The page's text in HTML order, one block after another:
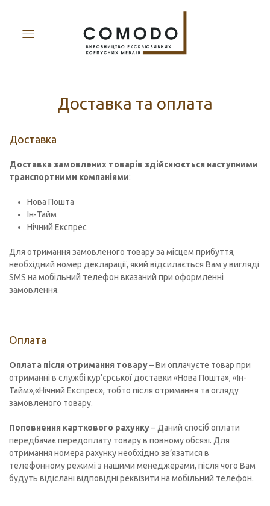
Доставка та оплата
Доставка
Доставка замовлених товарів здійснюється наступними
транспортними компаніями:
Нова Пошта
Ін-Тайм
Нічний Експрес
Для отримання замовленого товару за місцем прибуття,
необхідний номер декларації, який відсилається Вам у вигляді
SMS на мобільний телефон вказаний при оформленні
замовлення.
Оплата
Оплата після отримання товару– Ви оплачуєте товар при
отриманні в службі кур’єрської доставки «Нова Пошта», «Ін-
Тайм»,«Нічний Експрес», тобто після отримання та огляду
замовленого товару.
Поповнення карткового рахунку– Даний спосіб оплати
передбачає передоплату товару в повному обсязі. Для
отримання номера рахунку необхідно зв’язатися в
телефонному режимі з нашими менеджерами, після чого Вам
будуть відіслані відповідні реквізити на мобільний телефон.